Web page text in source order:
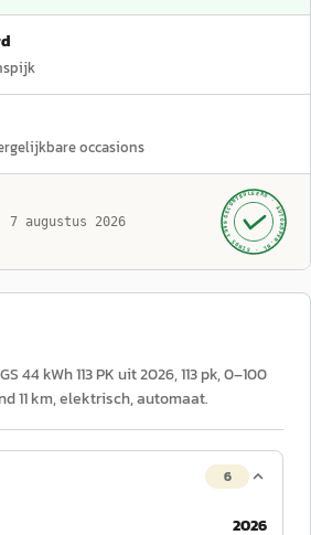
occasions
7 augustus 2026 GECONTROLEERD ·
AUTOKOPEN.NL
· SINDS 1999 ·
44 kWh 113 PK uit 2026, 113 pk, 0–100
11 km, elektrisch, automaat.
6
2026